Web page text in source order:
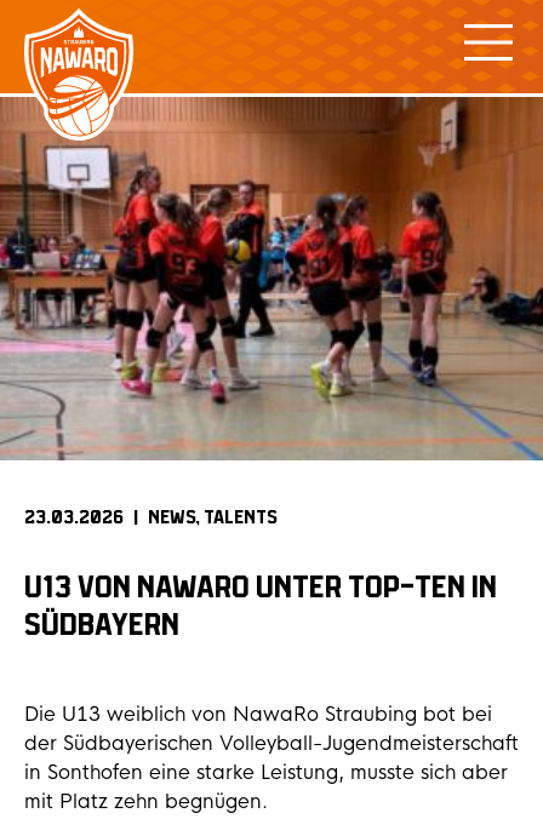
content
23.03.2026 | NEWS TALENTS
U13 VON NAWARO UNTER TOP-TEN IN
SÜDBAYERN
Die U13 weiblich von NawaRo Straubing bot bei
der Südbayerischen Volleyball-Jugendmeisterschaft
in Sonthofen eine starke Leistung, musste sich aber
mit Platz zehn begnügen.